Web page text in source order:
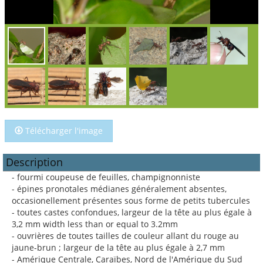
Télécharger l'image
Description
- fourmi coupeuse de feuilles, champignonniste
- épines pronotales médianes généralement absentes,
occasionellement présentes sous forme de petits tubercules
- toutes castes confondues, largeur de la tête au plus égale à
3,2 mm width less than or equal to 3.2mm
- ouvrières de toutes tailles de couleur allant du rouge au
jaune-brun ; largeur de la tête au plus égale à 2,7 mm
- Amérique Centrale, Caraïbes, Nord de l'Amérique du Sud